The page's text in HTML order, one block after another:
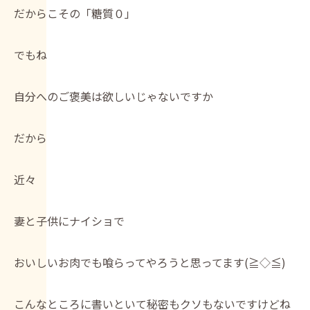
だからこその「糖質０」
でもね
自分へのご褒美は欲しいじゃないですか
だから
近々
妻と子供にナイショで
おいしいお肉でも喰らってやろうと思ってます(≧◇≦)
こんなところに書いといて秘密もクソもないですけどね